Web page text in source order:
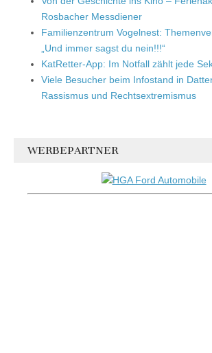
Rosbacher Messdiener
Familienzentrum Vogelnest:
„Und immer sagst du nein!!!“
KatRetter-App: Im Notfall zählt jede
Viele Besucher beim Infostand in
Rassismus und Rechtsextremismus
WERBEPARTNER